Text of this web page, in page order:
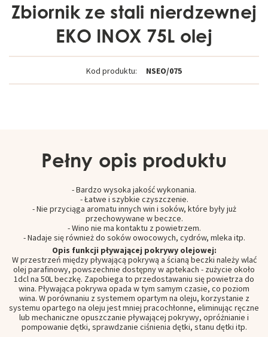
Zbiornik ze stali nierdzewnej
EKO INOX 75L olej
Kod produktu: NSEO/075
Pełny opis produktu
- Bardzo wysoka jakość wykonania.
- Łatwe i szybkie czyszczenie.
- Nie przyciąga aromatu innych win i soków, które były już
przechowywane w beczce.
- Wino nie ma kontaktu z powietrzem.
- Nadaje się również do soków owocowych, cydrów, mleka itp.
Opis funkcji pływającej pokrywy olejowej:
W przestrzeń między pływającą pokrywą a ścianą beczki należy wlać
olej parafinowy, powszechnie dostępny w aptekach - zużycie około
1dcl na 50L beczkę. Zapobiega to przedostawaniu się powietrza do
wina. Pływająca pokrywa opada w tym samym czasie, co poziom
wina. W porównaniu z systemem opartym na oleju, korzystanie z
systemu opartego na oleju jest mniej pracochłonne, eliminując ręczne
lub mechaniczne opuszczanie pływającej pokrywy, opróżnianie i
pompowanie dętki, sprawdzanie ciśnienia dętki, stanu dętki itp.